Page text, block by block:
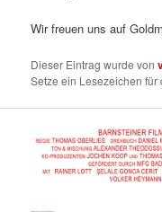
Wir freuen uns auf
Dieser Eintrag wurde von
Setze ein Lesezeichen für